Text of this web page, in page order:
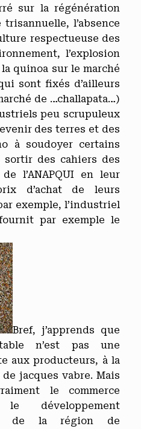
sur la régénération
l’absence
respectueuse des
l’explosion
quinoa sur le marché
sont fixés d’ailleurs
de …challapata…)
peu scrupuleux
des terres et des
à soudoyer certains
des cahiers des
l’ANAPQUI en leur
d’achat de leurs
exemple, l’industriel
par exemple le
Bref, j’apprends que
n’est pas une
aux producteurs, à la
jacques vabre. Mais
le commerce
développement
de la région de